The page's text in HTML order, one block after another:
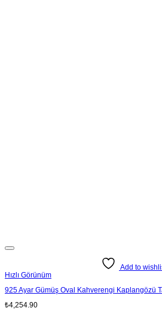
Add to
Hızlı Görünüm
925 Ayar Gümüş Oval Kahverengi Kaplangözü
₺4,254.90